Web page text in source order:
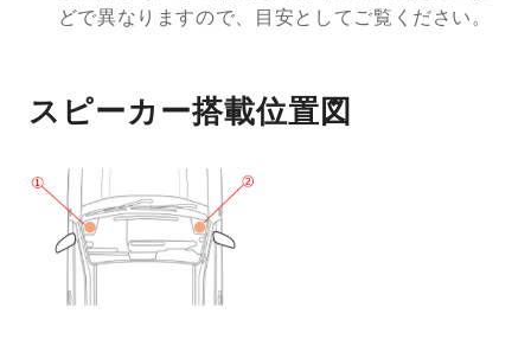
どで異なりますので、目安としてご覧ください。
スピーカー搭載位置図